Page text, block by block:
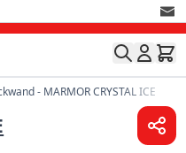
- MARMOR CRYSTAL ICE